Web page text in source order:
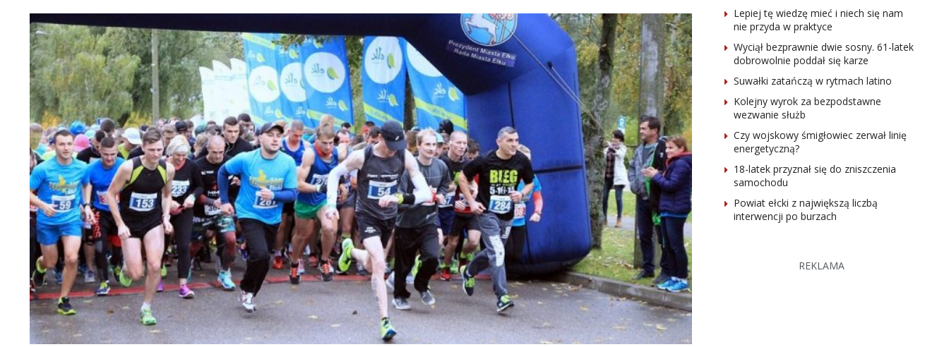
Lepiej tę wiedzę mieć i niech się nam
nie przyda w praktyce
Wyciął bezprawnie dwie sosny. 61-latek
dobrowolnie poddał się karze
Suwałki zatańczą w rytmach latino
Kolejny wyrok za bezpodstawne
wezwanie służb
Czy wojskowy śmigłowiec zerwał linię
energetyczną?
18-latek przyznał się do zniszczenia
samochodu
Powiat ełcki z największą liczbą
interwencji po burzach
REKLAMA